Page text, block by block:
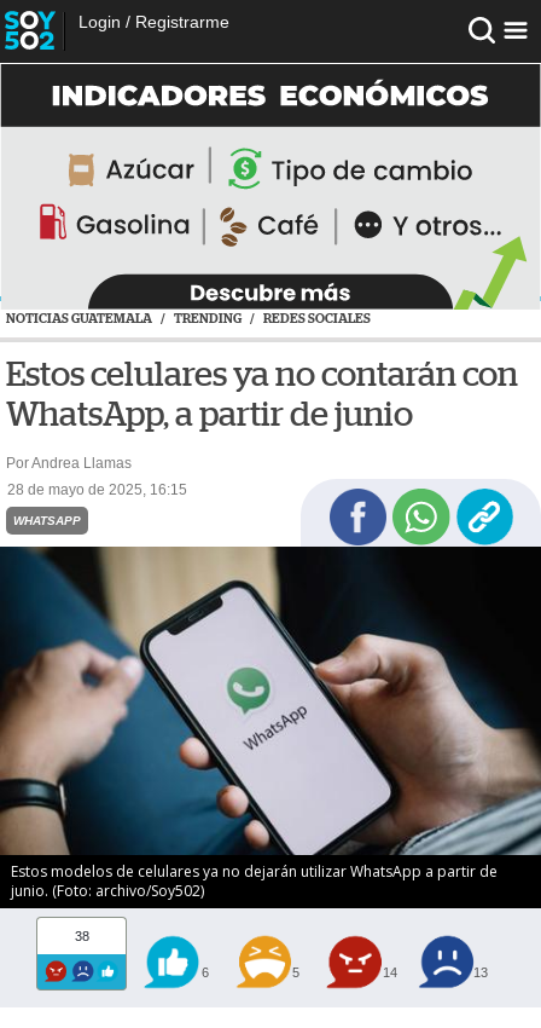
Login / Registrarme
NOTICIAS GUATEMALA / TRENDING / REDES SOCIALES
Estos celulares ya no contarán con
WhatsApp, a partir de junio
Por Andrea Llamas
28 de mayo de 2025, 16:15
WHATSAPP
Estos modelos de celulares ya no dejarán utilizar WhatsApp a partir de
junio. (Foto: archivo/Soy502)
38
6 5 14 13